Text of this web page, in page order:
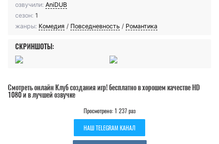
озвучили: AniDUB
сезон: 1
жанры: Комедия / Повседневность / Романтика
СКРИНШОТЫ:
Смотреть онлайн Клуб создания игр! бесплатно в хорошем качестве HD
1080 и в лучшей озвучке
Просмотрено: 1 237 раз
НАШ TELEGRAM КАНАЛ